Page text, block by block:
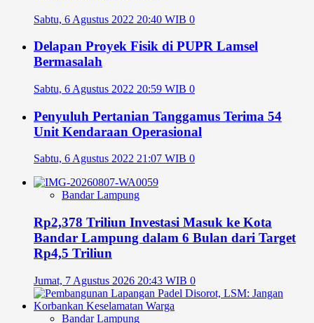
Sabtu, 6 Agustus 2022 20:40 WIB 0
Delapan Proyek Fisik di PUPR Lamsel
Bermasalah
Sabtu, 6 Agustus 2022 20:59 WIB 0
Penyuluh Pertanian Tanggamus Terima 54
Unit Kendaraan Operasional
Sabtu, 6 Agustus 2022 21:07 WIB 0
Bandar Lampung
Rp2,378 Triliun Investasi Masuk ke Kota
Bandar Lampung dalam 6 Bulan dari Target
Rp4,5 Triliun
Jumat, 7 Agustus 2026 20:43 WIB 0
Bandar Lampung